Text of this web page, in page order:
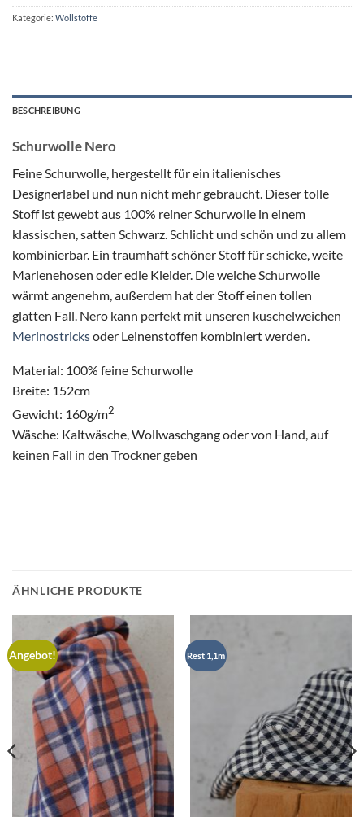
Kategorie: Wollstoffe
BESCHREIBUNG
Schurwolle Nero
Feine Schurwolle, hergestellt für ein italienisches
Designerlabel und nun nicht mehr gebraucht. Dieser tolle
Stoff ist gewebt aus 100% reiner Schurwolle in einem
klassischen, satten Schwarz. Schlicht und schön und zu allem
kombinierbar. Ein traumhaft schöner Stoff für schicke, weite
Marlenehosen oder edle Kleider. Die weiche Schurwolle
wärmt angenehm, außerdem hat der Stoff einen tollen
glatten Fall. Nero kann perfekt mit unseren kuschelweichen
Merinostricksoder Leinenstoffen kombiniert werden.
Material: 100% feine Schurwolle
Breite: 152cm
Gewicht: 160g/m2
Wäsche: Kaltwäsche, Wollwaschgang oder von Hand, auf
keinen Fall in den Trockner geben
ÄHNLICHE PRODUKTE
Angebot! Rest 1,1m